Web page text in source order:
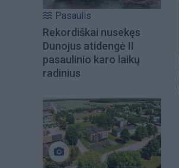
Pasaulis
Rekordiškai nusekęs
Dunojus atidengė II
pasaulinio karo laikų
radinius